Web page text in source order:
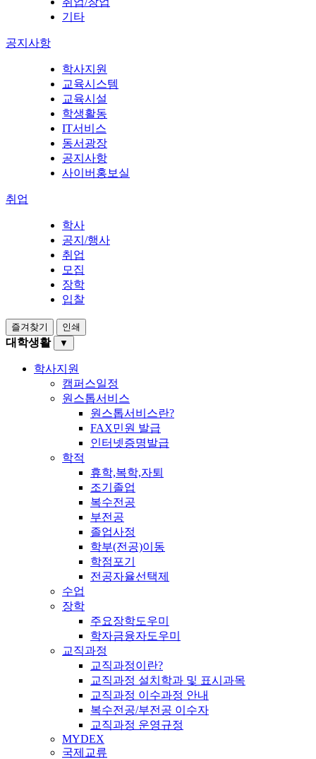
기타
공지사항
학사지원
교육시스템
교육시설
학생활동
IT서비스
동서광장
공지사항
사이버홍보실
취업
학사
공지/행사
취업
모집
장학
입찰
즐겨찾기 인쇄
대학생활 ▼
학사지원
캠퍼스일정
원스톱서비스
원스톱서비스란?
FAX민원 발급
인터넷증명발급
학적
휴학,복학,자퇴
조기졸업
복수전공
부전공
졸업사정
학부(전공)이동
학점포기
전공자율선택제
수업
장학
주요장학도우미
학자금융자도우미
교직과정
교직과정이란?
교직과정 설치학과 및 표시과목
교직과정 이수과정 안내
복수전공/부전공 이수자
교직과정 운영규정
MYDEX
국제교류